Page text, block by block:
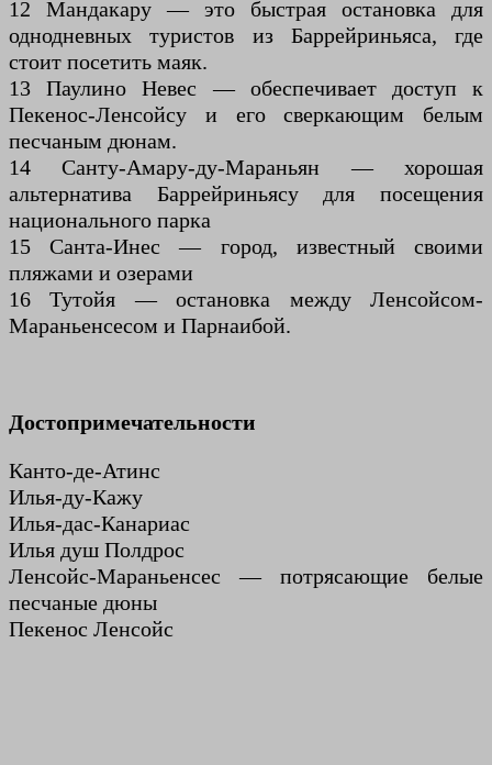
12 Мандакару — это быстрая остановка для
однодневных туристов из Баррейриньяса, где
стоит посетить маяк.
13 Паулино Невес — обеспечивает доступ к
Пекенос-Ленсойсу и его сверкающим белым
песчаным дюнам.
14 Санту-Амару-ду-Мараньян — хорошая
альтернатива Баррейриньясу для посещения
национального парка
15 Санта-Инес — город, известный своими
пляжами и озерами
16 Тутойя — остановка между Ленсойсом-
Мараньенсесом и Парнаибой.
Достопримечательности
Канто-де-Атинс
Илья-ду-Кажу
Илья-дас-Канариас
Илья душ Полдрос
Ленсойс-Мараньенсес — потрясающие белые
песчаные дюны
Пекенос Ленсойс